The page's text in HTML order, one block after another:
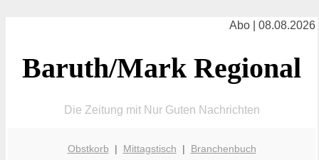
Abo | 08.08.2026
Baruth/Mark Regional
Die Zeitung mit Nur Guten Nachrichten
Obstkorb | Mittagstisch | Branchenbuch